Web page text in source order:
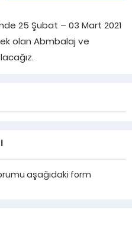
25 Şubat – 03 Mart 2021
olan Abmbalaj ve
aşağıdaki form